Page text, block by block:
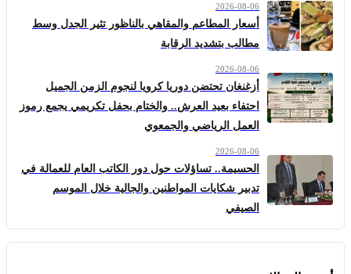
2026-08-06
أسعار المطاعم والمقاهي بالناظور تثير الجدل وسط
مطالب بتشديد الرقابة
2026-08-06
أزغنغان تحتضن دوريا كرويا لنجوم الزمن الجميل
احتفاء بعيد العرش.. والختام بحفل تكريمي يجمع رموز
العمل الرياضي والجمعوي
2026-08-06
الحسيمة.. تساؤلات حول دور الكاتب العام للعمالة في
تدبير شكايات المواطنين والجالية خلال الموسم
الصيفي